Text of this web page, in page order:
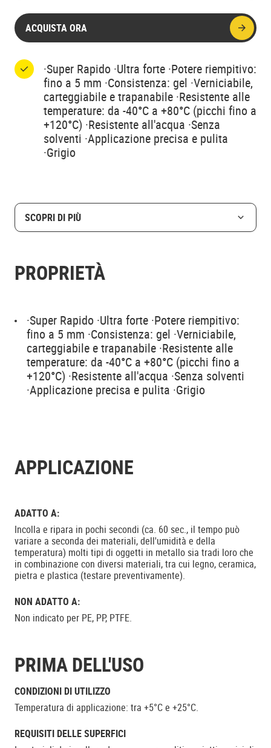
ACQUISTA ORA
·Super Rapido ·Ultra forte ·Potere riempitivo:
fino a 5 mm ·Consistenza: gel ·Verniciabile,
carteggiabile e trapanabile ·Resistente alle
temperature: da -40°C a +80°C (picchi fino a
+120°C) ·Resistente all'acqua ·Senza
solventi ·Applicazione precisa e pulita
·Grigio
SCOPRI DI PIÙ
PROPRIETÀ
·Super Rapido ·Ultra forte ·Potere riempitivo:
fino a 5 mm ·Consistenza: gel ·Verniciabile,
carteggiabile e trapanabile ·Resistente alle
temperature: da -40°C a +80°C (picchi fino a
+120°C) ·Resistente all'acqua ·Senza solventi
·Applicazione precisa e pulita ·Grigio
APPLICAZIONE
ADATTO A:
Incolla e ripara in pochi secondi (ca. 60 sec., il tempo può
variare a seconda dei materiali, dell'umidità e della
temperatura) molti tipi di oggetti in metallo sia tradi loro che
in combinazione con diversi materiali, tra cui legno, ceramica,
pietra e plastica (testare preventivamente).
NON ADATTO A:
Non indicato per PE, PP, PTFE.
PRIMA DELL'USO
CONDIZIONI DI UTILIZZO
Temperatura di applicazione: tra +5°C e +25°C.
REQUISITI DELLE SUPERFICI